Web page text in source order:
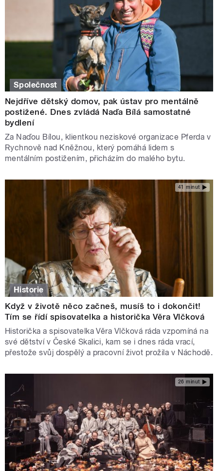
Společnost
Nejdříve dětský domov, pak ústav pro mentálně
postižené. Dnes zvládá Naďa Bílá samostatné
bydlení
Za Naďou Bílou, klientkou neziskové organizace Pferda v
Rychnově nad Kněžnou, který pomáhá lidem s
mentálním postižením, přicházím do malého bytu.
41 minut
Historie
Když v životě něco začneš, musíš to i dokončit!
Tím se řídí spisovatelka a historička Věra Vlčková
Historička a spisovatelka Věra Vlčková ráda vzpomíná na
své dětství v České Skalici, kam se i dnes ráda vrací,
přestože svůj dospělý a pracovní život prožila v Náchodě.
26 minut